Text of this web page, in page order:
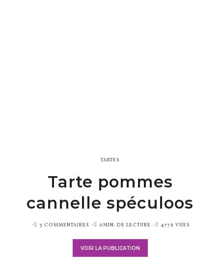
TARTES
Tarte pommes
cannelle spéculoos
PUBLIÉ3 COMMENTAIRES 0MIN. DE LECTURE 4779 VUES
VOIR LA PUBLICATION